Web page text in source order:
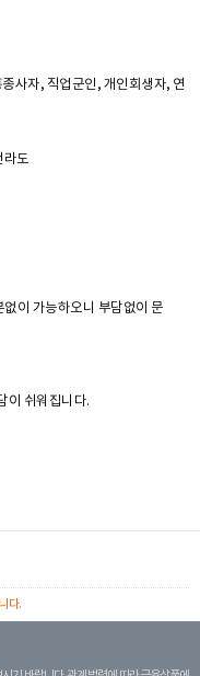
사자, 직업군인, 개인회생자, 연
라도
이 가능하오니 부담없이 문
이 쉬워집니다.
다.